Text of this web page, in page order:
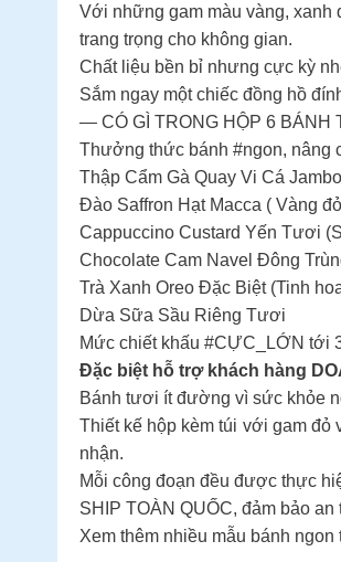
Với những gam màu vàng, xanh
trang trọng cho không gian.
Chất liệu bền bỉ nhưng cực kỳ
Sắm ngay một chiếc đồng hồ
— CÓ GÌ TRONG HỘP 6 BÁNH
Thưởng thức bánh #ngon, nâng
Thập Cẩm Gà Quay Vi Cá
Đào Saffron Hạt Macca ( Vàng
Cappuccino Custard Yến Tươi
Chocolate Cam Navel Đông
Trà Xanh Oreo Đặc Biệt (Tinh
Dừa Sữa Sầu Riêng Tươi
Mức chiết khấu #CỰC_LỚN tới
Đặc biệt hỗ trợ khách hàng
Bánh tươi ít đường vì sức khỏe
Thiết kế hộp kèm túi với gam đỏ
nhận.
Mỗi công đoạn đều được thực
SHIP TOÀN QUỐC, đảm bảo
Xem thêm nhiều mẫu bánh